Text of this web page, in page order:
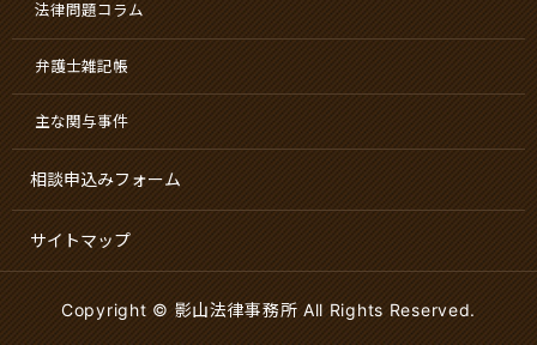
法律問題コラム
弁護士雑記帳
主な関与事件
相談申込みフォーム
サイトマップ
Copyright © 影山法律事務所 All Rights Reserved.